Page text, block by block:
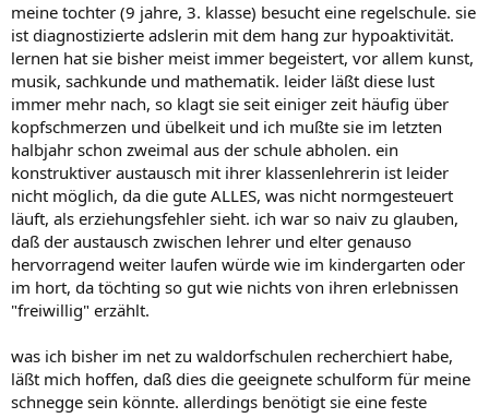
meine tochter (9 jahre, 3. klasse) besucht eine regelschule. sie
ist diagnostizierte adslerin mit dem hang zur hypoaktivität.
lernen hat sie bisher meist immer begeistert, vor allem kunst,
musik, sachkunde und mathematik. leider läßt diese lust
immer mehr nach, so klagt sie seit einiger zeit häufig über
kopfschmerzen und übelkeit und ich mußte sie im letzten
halbjahr schon zweimal aus der schule abholen. ein
konstruktiver austausch mit ihrer klassenlehrerin ist leider
nicht möglich, da die gute ALLES, was nicht normgesteuert
läuft, als erziehungsfehler sieht. ich war so naiv zu glauben,
daß der austausch zwischen lehrer und elter genauso
hervorragend weiter laufen würde wie im kindergarten oder
im hort, da töchting so gut wie nichts von ihren erlebnissen
"freiwillig" erzählt.
was ich bisher im net zu waldorfschulen recherchiert habe,
läßt mich hoffen, daß dies die geeignete schulform für meine
schnegge sein könnte. allerdings benötigt sie eine feste